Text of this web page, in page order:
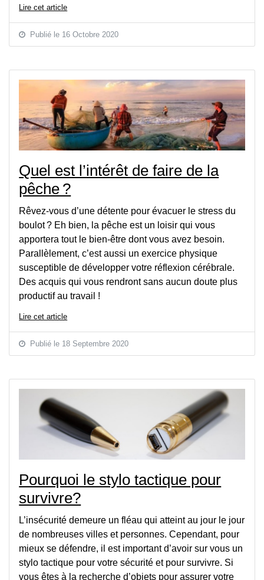
Lire cet article
Publié le 16 Octobre 2020
Quel est l’intérêt de faire de la
pêche ?
Rêvez-vous d’une détente pour évacuer le stress du
boulot ? Eh bien, la pêche est un loisir qui vous
apportera tout le bien-être dont vous avez besoin.
Parallèlement, c’est aussi un exercice physique
susceptible de développer votre réflexion cérébrale.
Des acquis qui vous rendront sans aucun doute plus
productif au travail !
Lire cet article
Publié le 18 Septembre 2020
Pourquoi le stylo tactique pour
survivre?
L’insécurité demeure un fléau qui atteint au jour le jour
de nombreuses villes et personnes. Cependant, pour
mieux se défendre, il est important d’avoir sur vous un
stylo tactique pour votre sécurité et pour survivre. Si
vous êtes à la recherche d’objets pour assurer votre